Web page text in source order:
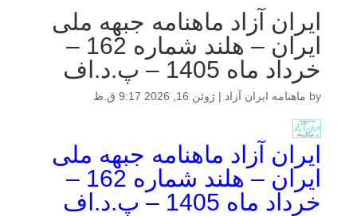
ایران آزاد ماهنامه جبهه ملی
ایران – هلند شماره 162 –
خرداد ماه 1405 – پ.د.اف
by ماهنامه ایران آزاد | ژوئن 16, 2026 9:17 ق.ظ
ایران آزاد ماهنامه جبهه ملی
ایران – هلند شماره 162 –
خرداد ماه 1405 – پ.د.اف